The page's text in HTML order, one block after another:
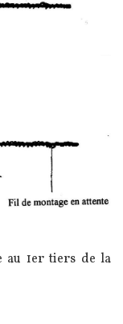
au 1er tiers de la